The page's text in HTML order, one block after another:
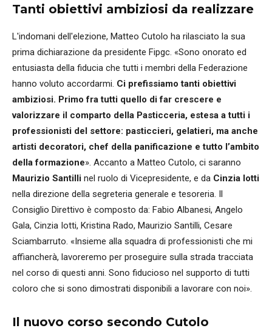
Tanti obiettivi ambiziosi da realizzare
L'indomani dell'elezione, Matteo Cutolo ha rilasciato la sua
prima dichiarazione da presidente Fipgc. «Sono onorato ed
entusiasta della fiducia che tutti i membri della Federazione
hanno voluto accordarmi. Ci prefissiamo tanti obiettivi
ambiziosi. Primo fra tutti quello di far crescere e
valorizzare il comparto della Pasticceria, estesa a tutti i
professionisti del settore: pasticcieri, gelatieri, ma anche
artisti decoratori, chef della panificazione e tutto l’ambito
della formazione». Accanto a Matteo Cutolo, ci saranno
Maurizio Santilli nel ruolo di Vicepresidente, e da Cinzia Iotti
nella direzione della segreteria generale e tesoreria. Il
Consiglio Direttivo è composto da: Fabio Albanesi, Angelo
Gala, Cinzia Iotti, Kristina Rado, Maurizio Santilli, Cesare
Sciambarruto. «Insieme alla squadra di professionisti che mi
affiancherà, lavoreremo per proseguire sulla strada tracciata
nel corso di questi anni. Sono fiducioso nel supporto di tutti
coloro che si sono dimostrati disponibili a lavorare con noi».
Il nuovo corso secondo Cutolo